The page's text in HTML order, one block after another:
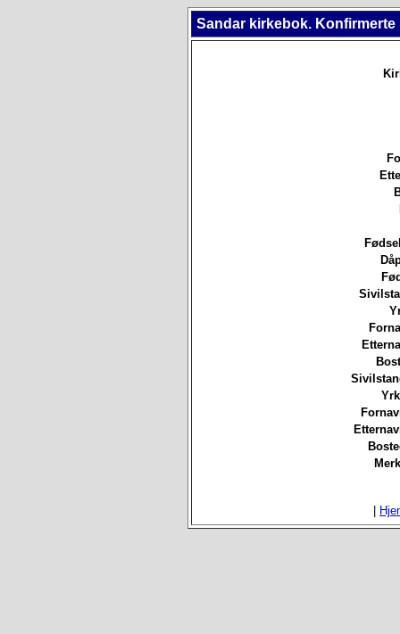
Sandar kirkebok. Konfirmerte